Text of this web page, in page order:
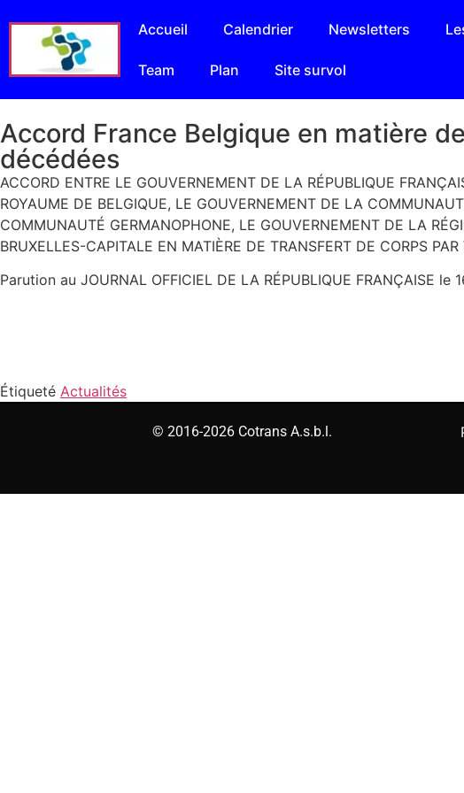
Accueil Calendrier Newsletters
Team Plan Site survol
Accord France Belgique en matière
décédées
ACCORD ENTRE LE GOUVERNEMENT DE LA RÉPUBLIQUE
ROYAUME DE BELGIQUE, LE GOUVERNEMENT DE LA
COMMUNAUTÉ GERMANOPHONE, LE GOUVERNEMENT DE LA
BRUXELLES-CAPITALE EN MATIÈRE DE TRANSFERT DE CORPS
Parution au JOURNAL OFFICIEL DE LA RÉPUBLIQUE FRANÇAISE le
Étiqueté Actualités
© 2016-2026 Cotrans A.s.b.l.